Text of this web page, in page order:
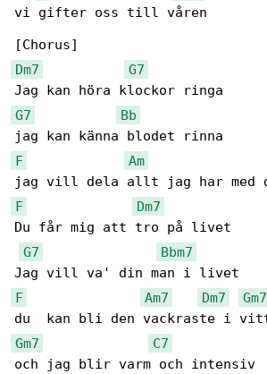
vi gifter oss till våren
Dm7
G7
G7
Bb
F
Am
F
Dm7
Du får mig att tro på livet
G7
Bbm7
F
Am7 Dm7
Gm7
Gm7
C7
och jag blir varm och intensiv